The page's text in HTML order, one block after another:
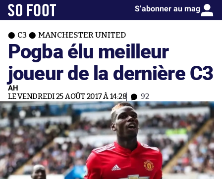
S’abonner au mag
C3 MANCHESTER UNITED
Pogba élu meilleur
joueur de la dernière C3
AH
LE VENDREDI 25 AOÛT 2017 À 14:28 92